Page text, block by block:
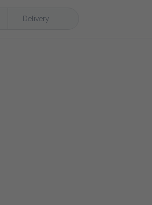
Delivery